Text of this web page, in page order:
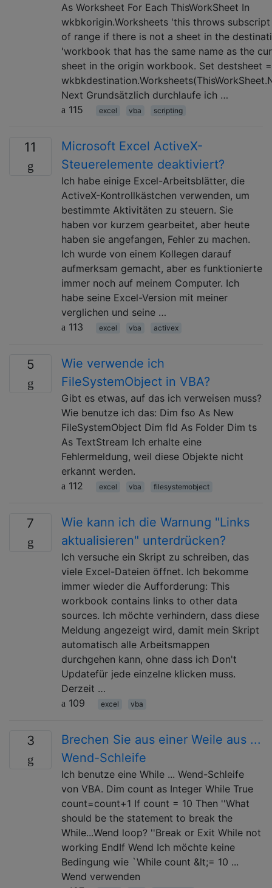
As Worksheet For Each ThisWorkSheet In
wkbkorigin.Worksheets 'this throws
of range if there is not a sheet in the
'workbook that has the same name as the
sheet in the origin workbook. Set destsheet =
Next Grundsätzlich durchlaufe ich …
115
excel vba scripting
11
Microsoft Excel ActiveX-
Steuerelemente deaktiviert?
Ich habe einige Excel-Arbeitsblätter, die
ActiveX-Kontrollkästchen verwenden, um
bestimmte Aktivitäten zu steuern. Sie
haben vor kurzem gearbeitet, aber heute
haben sie angefangen, Fehler zu machen.
Ich wurde von einem Kollegen darauf
aufmerksam gemacht, aber es funktionierte
immer noch auf meinem Computer. Ich
habe seine Excel-Version mit meiner
verglichen und seine …
113
excel vba activex
5
Wie verwende ich
FileSystemObject in VBA?
Gibt es etwas, auf das ich verweisen muss?
Wie benutze ich das: Dim fso As New
FileSystemObject Dim fld As Folder Dim ts
As TextStream Ich erhalte eine
Fehlermeldung, weil diese Objekte nicht
erkannt werden.
112
excel vba filesystemobject
7
Wie kann ich die Warnung "Links
aktualisieren" unterdrücken?
Ich versuche ein Skript zu schreiben, das
viele Excel-Dateien öffnet. Ich bekomme
immer wieder die Aufforderung: This
workbook contains links to other data
sources. Ich möchte verhindern, dass diese
Meldung angezeigt wird, damit mein Skript
automatisch alle Arbeitsmappen
durchgehen kann, ohne dass ich Don't
Updatefür jede einzelne klicken muss.
Derzeit …
109
excel vba
3
Brechen Sie aus einer Weile aus ...
Wend-Schleife
Ich benutze eine While ... Wend-Schleife
von VBA. Dim count as Integer While True
count=count+1 If count = 10 Then ''What
should be the statement to break the
While...Wend loop? ''Break or Exit While not
working EndIf Wend Ich möchte keine
Bedingung wie `While count &lt;= 10 ...
Wend verwenden